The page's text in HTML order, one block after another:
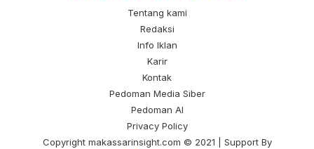
Tentang kami
Redaksi
Info Iklan
Karir
Kontak
Pedoman Media Siber
Pedoman AI
Privacy Policy
Copyright makassarinsight.com © 2021 | Support By